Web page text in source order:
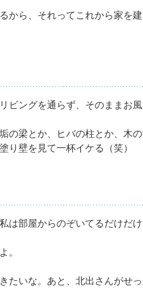
ら、それってこれから家を
ングを通らず、そのままお
梁とか、ヒバの柱とか、木
り壁を見て一杯イケる（笑）
は部屋からのぞいてるだけだけ
。
たいな。あと、北出さんがせ